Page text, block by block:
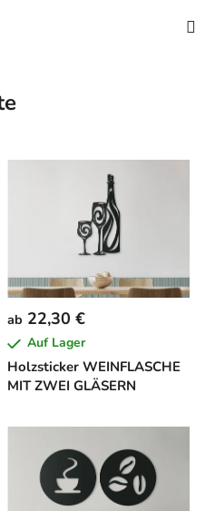
Holzsticker WEINFLASCHE
MIT ZWEI GLÄSERN
ab 22,30 €
Auf Lager